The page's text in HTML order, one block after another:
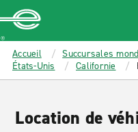
MAIN
CONTENT
Enterprise
Accueil
Succursales
États-Unis
Californie
Location de